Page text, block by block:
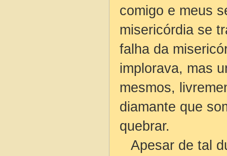
comigo e meus
misericórdia se
falha da
implorava, mas
mesmos,
diamante que
quebrar.
Apesar de tal